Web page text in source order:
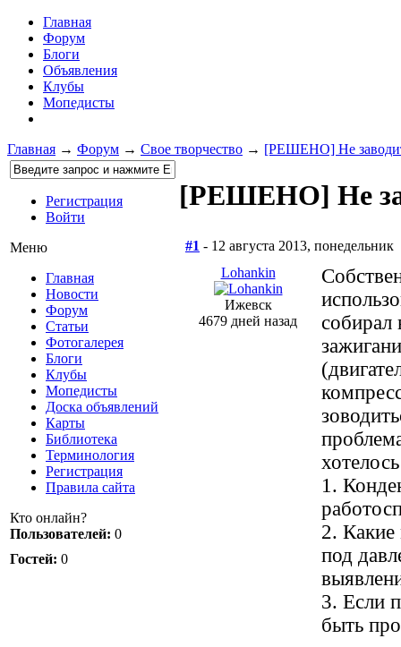
Главная
Форум
Блоги
Объявления
Клубы
Мопедисты
Главная → Форум → Свое творчество → [РЕШЕНО] Не
Регистрация
Войти
Меню
Главная
Новости
Форум
Статьи
Фотогалерея
Блоги
Клубы
Мопедисты
Доска объявлений
Карты
Библиотека
Терминология
Регистрация
Правила сайта
Кто онлайн?
Пользователей: 0
Гостей: 0
[РЕШЕНО] Не
#1 - 12 августа 2013, понедельник
Lohankin
Ижевск
4679 дней назад
собирал
1.
2. Какие
под
3. Если
быть